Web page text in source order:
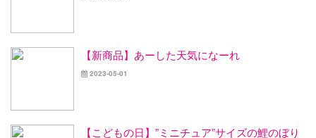
【新商品】あーした天気になーれ
2023-05-01
【こどもの日】”ミニチュア”サイズの鯉のぼり